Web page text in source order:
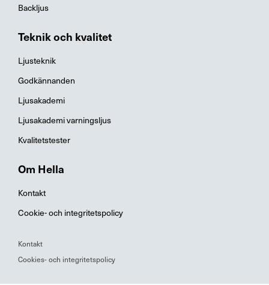
Backljus
Teknik och kvalitet
Ljusteknik
Godkännanden
Ljusakademi
Ljusakademi varningsljus
Kvalitetstester
Om Hella
Kontakt
Cookie- och integritetspolicy
Kontakt
Cookies- och integritetspolicy